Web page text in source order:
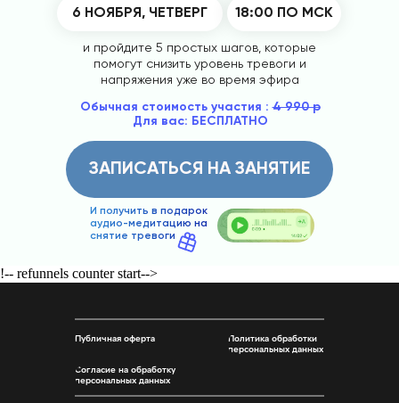
Обычная стоимость участия :4 990 р
Для вас: БЕСПЛАТНО
6 НОЯБРЯ, ЧЕТВЕРГ 18:00 ПО МСК
и пройдите 5 простых шагов, которые
помогут снизить уровень тревоги и
напряжения уже во время эфира
И получить в подарок
аудио-медитацию на
снятие тревоги
ЗАПИСАТЬСЯ НА ЗАНЯТИЕ
!-- refunnels counter start-->
Публичная оферта
Политика обработки
персональных данных
Согласие на обработку
персональных данных